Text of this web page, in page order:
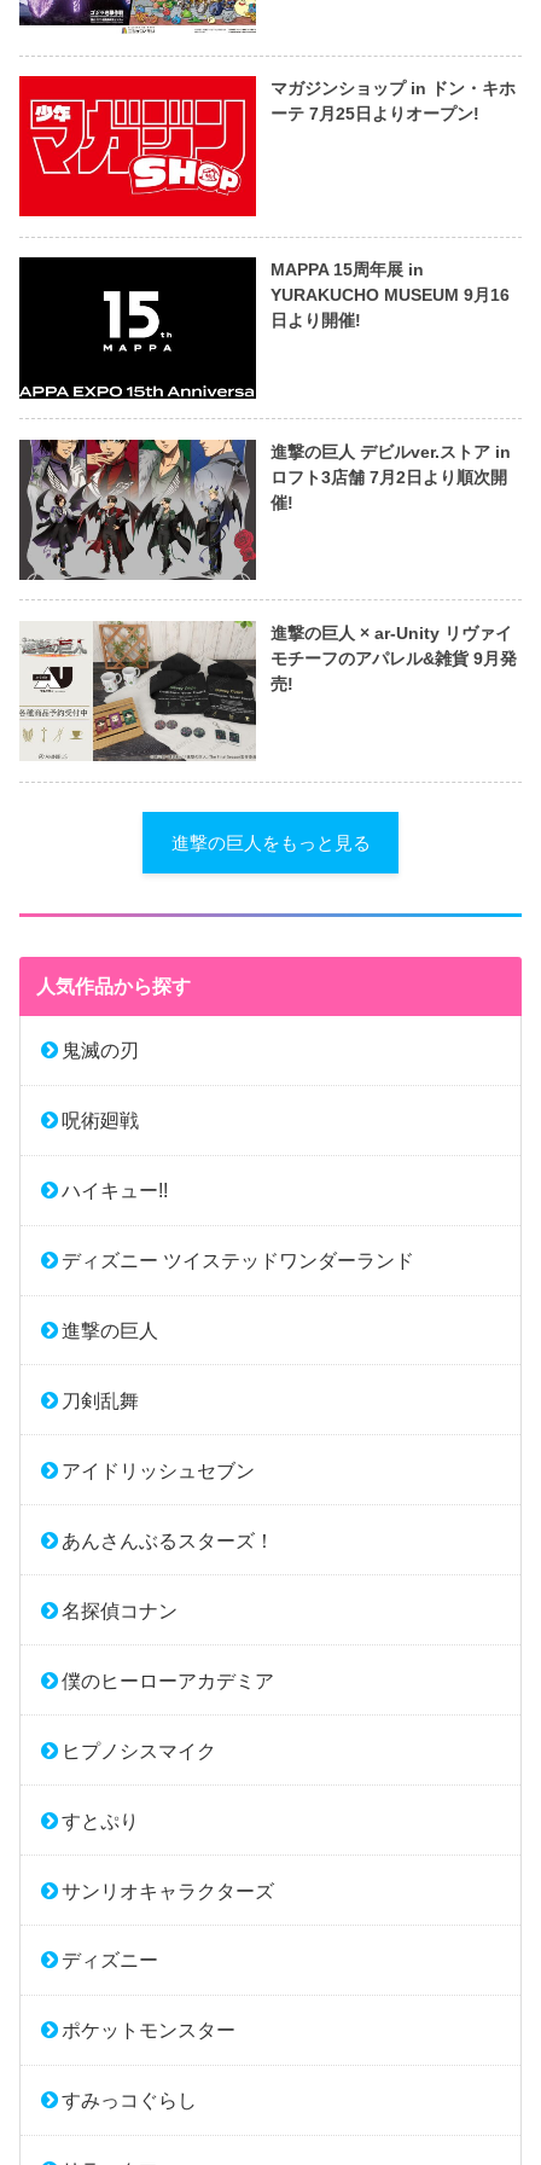
マガジンショップ in ドン・キホ
ーテ 7月25日よりオープン!
MAPPA 15周年展 in
YURAKUCHO MUSEUM 9月16
日より開催!
進撃の巨人 デビルver.ストア in
ロフト3店舗 7月2日より順次開
催!
進撃の巨人 × ar-Unity リヴァイ
モチーフのアパレル&雑貨 9月発
売!
進撃の巨人をもっと見る
人気作品から探す
鬼滅の刃
呪術廻戦
ハイキュー!!
ディズニー ツイステッドワンダーランド
進撃の巨人
刀剣乱舞
アイドリッシュセブン
あんさんぶるスターズ！
名探偵コナン
僕のヒーローアカデミア
ヒプノシスマイク
すとぷり
サンリオキャラクターズ
ディズニー
ポケットモンスター
すみっコぐらし